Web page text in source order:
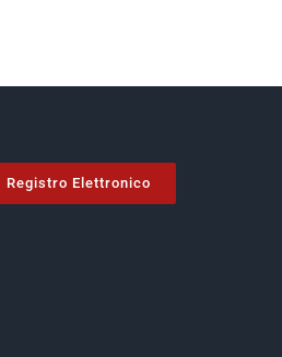
Registro Elettronico